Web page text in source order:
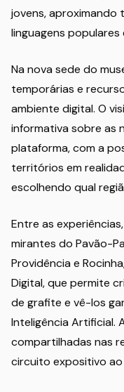
jovens, aproximando
linguagens
Na nova sede do
temporárias e
ambiente digital. O
informativa sobre as
plataforma, com a
territórios em
escolhendo qual
Entre as
mirantes do Pavão-
Providência e
Digital, que permite
de grafite e vê-los
Inteligência Artificial.
compartilhadas nas
circuito expositivo